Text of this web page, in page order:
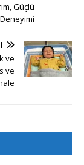
Güçlü
ve
ve